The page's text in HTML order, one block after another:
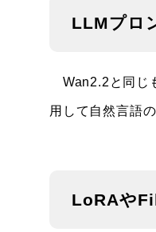
LLMプロ
Wan2.2と同じ
用して自然言語
LoRAや